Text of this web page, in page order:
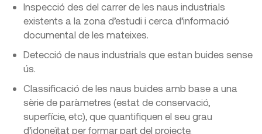
Inspecció des del carrer de les naus industrials
existents a la zona d’estudi i cerca d’informació
documental de les mateixes.
Detecció de naus industrials que estan buides sense
ús.
Classificació de les naus buides amb base a una
sèrie de paràmetres (estat de conservació,
superfície, etc), que quantifiquen el seu grau
d’idoneïtat per formar part del projecte.